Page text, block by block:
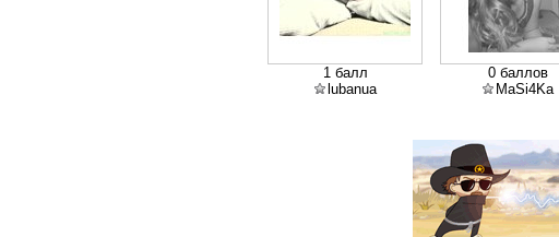
1 балл
lubanua
0 баллов
MaSi4Ka